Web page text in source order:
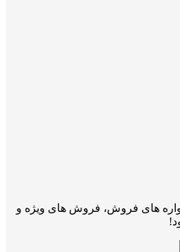
های فروش، فروش های ویژه و